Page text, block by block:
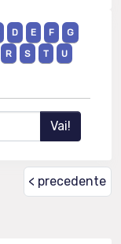
D E F
G
R S T
U
< precedente